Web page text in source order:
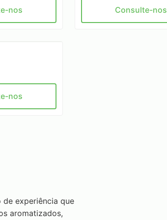
nos Consulte-nos
nos
de experiência que
aromatizados,